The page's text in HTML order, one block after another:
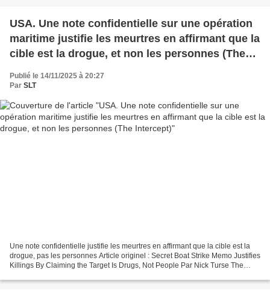
USA. Une note confidentielle sur une opération
maritime justifie les meurtres en affirmant que la
cible est la drogue, et non les personnes (The
Publié le 14/11/2025 à 20:27
Par SLT
Une note confidentielle justifie les meurtres en affirmant que la cible est la
drogue, pas les personnes Article originel : Secret Boat Strike Memo Justifies
Killings By Claiming the Target Is Drugs, Not People Par Nick Turse The